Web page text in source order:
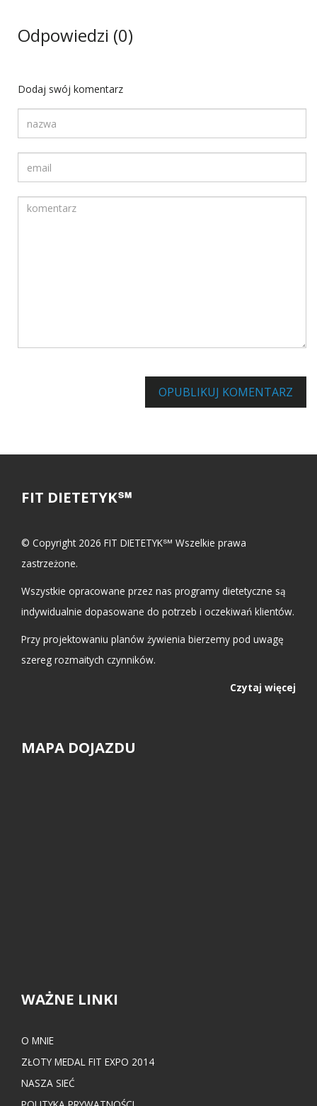
Odpowiedzi (0)
Dodaj swój komentarz
Komentarz
OPUBLIKUJ KOMENTARZ
FIT DIETETYK℠
© Copyright 2026 FIT DIETETYK℠ Wszelkie prawa
zastrzeżone.
Wszystkie opracowane przez nas programy dietetyczne są
indywidualnie dopasowane do potrzeb i oczekiwań klientów.
Przy projektowaniu planów żywienia bierzemy pod uwagę
szereg rozmaitych czynników.
Czytaj więcej
MAPA DOJAZDU
WAŻNE LINKI
O MNIE
ZŁOTY MEDAL FIT EXPO 2014
NASZA SIEĆ